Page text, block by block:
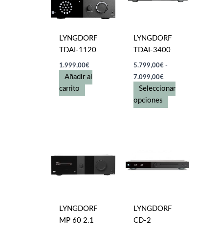
LYNGDORF
TDAI-1120
1.999,00€
Añadir al
carrito
LYNGDORF
TDAI-3400
5.799,00€ -
7.099,00€
de
precios:
5.799,00€
Seleccionar
opciones
Las
opciones
elegir
LYNGDORF
MP 60 2.1
LYNGDORF
CD-2